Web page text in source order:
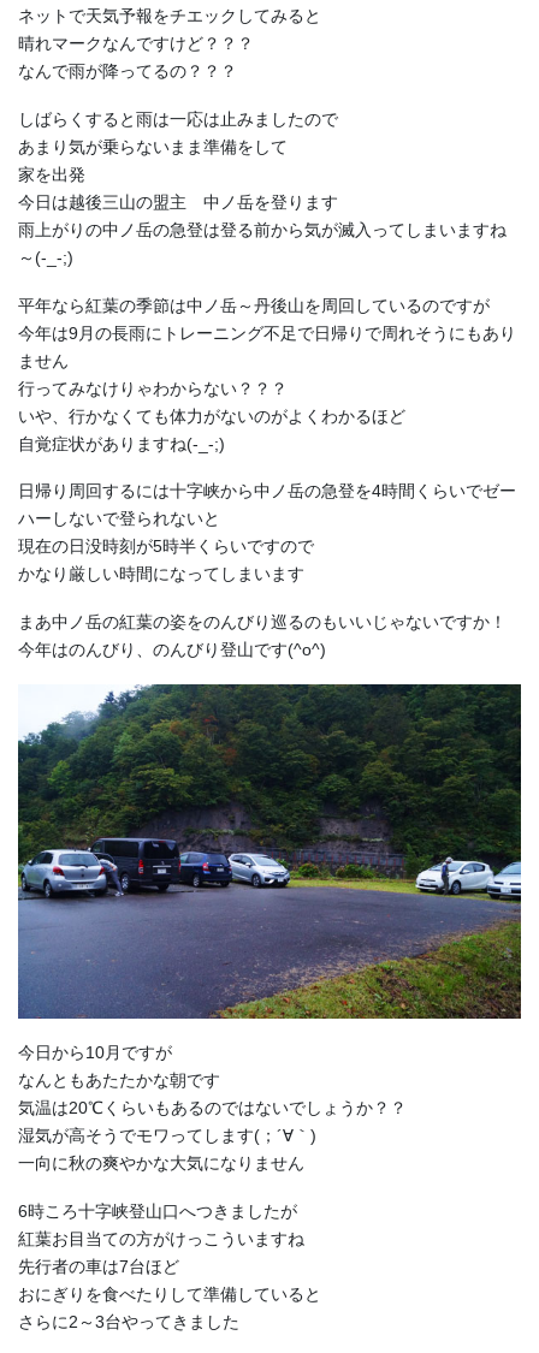
ネットで天気予報をチエックしてみると
晴れマークなんですけど？？？
なんで雨が降ってるの？？？
しばらくすると雨は一応は止みましたので
あまり気が乗らないまま準備をして
家を出発
今日は越後三山の盟主 中ノ岳を登ります
雨上がりの中ノ岳の急登は登る前から気が滅入ってしまいますね
～(-_-;)
平年なら紅葉の季節は中ノ岳～丹後山を周回しているのですが
今年は9月の長雨にトレーニング不足で日帰りで周れそうにもあり
ません
行ってみなけりゃわからない？？？
いや、行かなくても体力がないのがよくわかるほど
自覚症状がありますね(-_-;)
日帰り周回するには十字峡から中ノ岳の急登を4時間くらいでゼー
ハーしないで登られないと
現在の日没時刻が5時半くらいですので
かなり厳しい時間になってしまいます
まあ中ノ岳の紅葉の姿をのんびり巡るのもいいじゃないですか！
今年はのんびり、のんびり登山です(^o^)
今日から10月ですが
なんともあたたかな朝です
気温は20℃くらいもあるのではないでしょうか？？
湿気が高そうでモワってします(；´∀｀)
一向に秋の爽やかな大気になりません
6時ころ十字峡登山口へつきましたが
紅葉お目当ての方がけっこういますね
先行者の車は7台ほど
おにぎりを食べたりして準備していると
さらに2～3台やってきました